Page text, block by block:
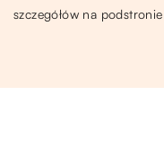
szczegółów na podstronie